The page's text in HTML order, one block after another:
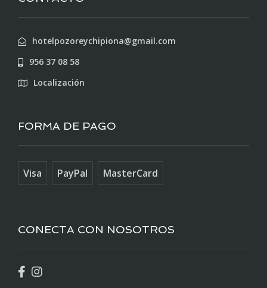
hotelpozoreychipiona@gmail.com
956 37 08 58
Localización
FORMA DE PAGO
Visa PayPal MasterCard
CONECTA CON NOSOTROS